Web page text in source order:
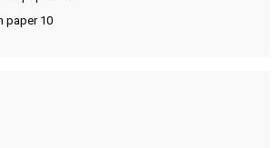
paper 10